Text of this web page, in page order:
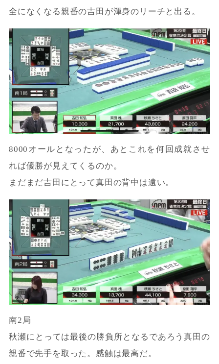
全になくなる親番の吉田が渾身のリーチと出る。
8000オールとなったが、あとこれを何回成就させ
れば優勝が見えてくるのか。
まだまだ吉田にとって真田の背中は遠い。
南2局
秋瀬にとっては最後の勝負所となるであろう真田の
親番で先手を取った。感触は最高だ。